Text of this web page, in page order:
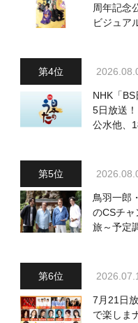
周年記念
ビジュア
NHK「
5日放送
公水他、
鳥羽一郎
のCSチ
旅～予定
7月21日
で楽しま